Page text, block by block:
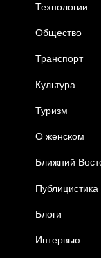
Технологии
Общество
Транспорт
Культура
Туризм
О женском
Ближний
Публицистика
Блоги
Интервью